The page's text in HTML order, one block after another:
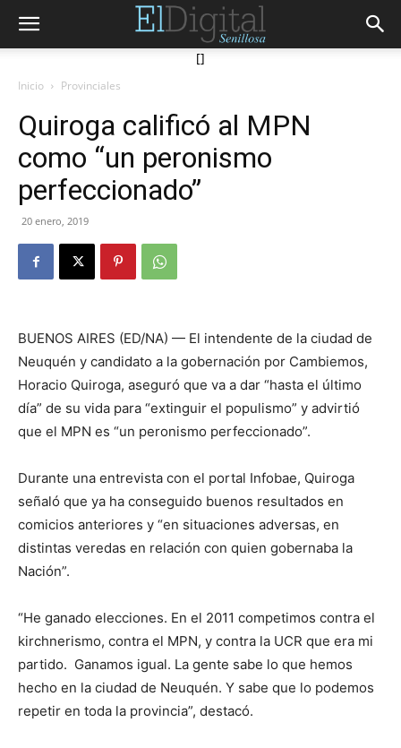
[]
Inicio Provinciales
Quiroga calificó al MPN
como “un peronismo
perfeccionado”
20 enero, 2019
BUENOS AIRES (ED/NA) — El intendente de la ciudad de
Neuquén y candidato a la gobernación por Cambiemos,
Horacio Quiroga, aseguró que va a dar “hasta el último
día” de su vida para “extinguir el populismo” y advirtió
que el MPN es “un peronismo perfeccionado”.
Durante una entrevista con el portal Infobae, Quiroga
señaló que ya ha conseguido buenos resultados en
comicios anteriores y “en situaciones adversas, en
distintas veredas en relación con quien gobernaba la
Nación”.
“He ganado elecciones. En el 2011 competimos contra el
kirchnerismo, contra el MPN, y contra la UCR que era mi
partido. Ganamos igual. La gente sabe lo que hemos
hecho en la ciudad de Neuquén. Y sabe que lo podemos
repetir en toda la provincia”, destacó.